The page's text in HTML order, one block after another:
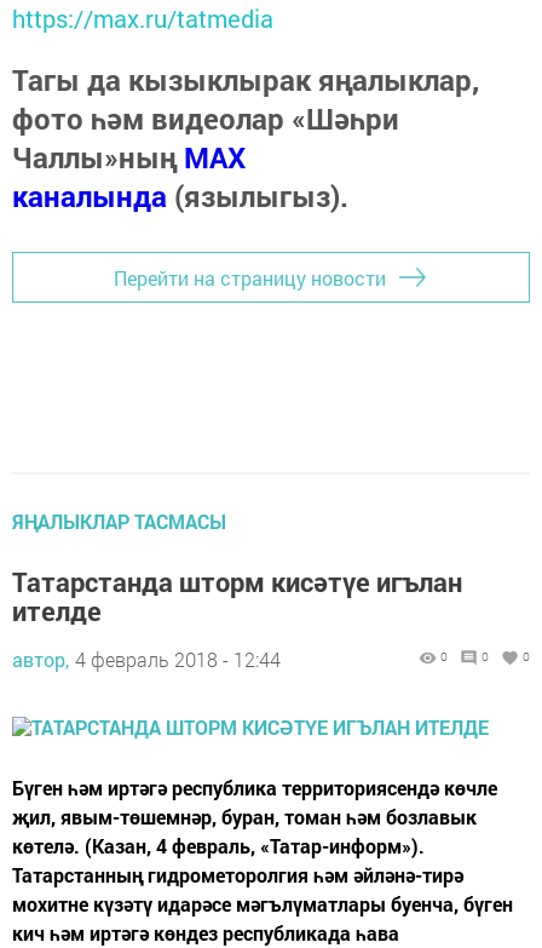
https://max.ru/tatmedia
Тагы да кызыклырак яңалыклар,
фото һәм видеолар «Шәһри
Чаллы»ныңMAX
каналында (язылыгыз).
Перейти на страницу новости
ЯҢАЛЫКЛАР ТАСМАСЫ
Татарстанда шторм кисәтүе игълан
ителде
автор, 4 февраль 2018 - 12:44 0 0 0
Бүген һәм иртәгә республика территориясендә көчле
җил, явым-төшемнәр, буран, томан һәм бозлавык
көтелә. (Казан, 4 февраль, «Татар-информ»).
Татарстанның гидрометоролгия һәм әйләнә-тирә
мохитне күзәтү идарәсе мәгълүматлары буенча, бүген
кич һәм иртәгә көндез республикада һава